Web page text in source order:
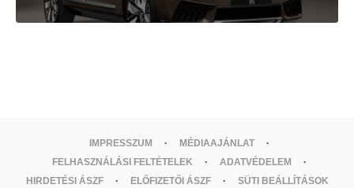
IMPRESSZUM
MÉDIAAJÁNLAT
FELHASZNÁLÁSI FELTÉTELEK
ADATVÉDELEM
HIRDETÉSI ÁSZF
ELŐFIZETŐI ÁSZF SÜTI BEÁLLÍTÁSOK